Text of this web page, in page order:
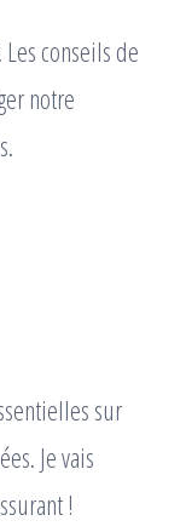
conseils de
notre
sur
Je vais
!